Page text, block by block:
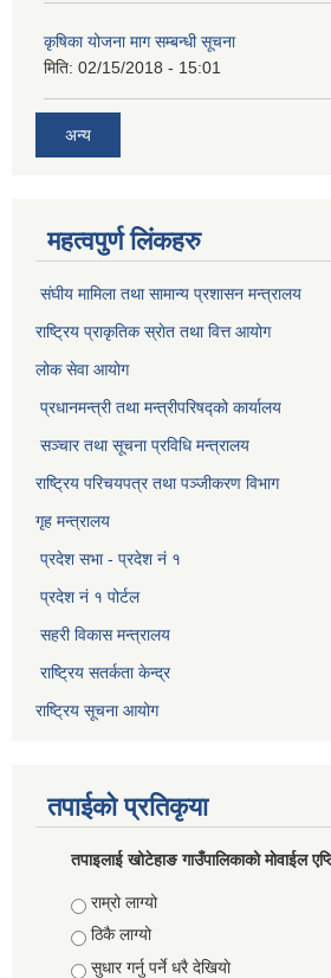
कृषिका योजना माग सम्बन्धी सूचना
मिति: 02/15/2018 - 15:01
अन्य
महत्वपुर्ण लिंकहरु
संघीय मामिला तथा सामान्य प्रशासन मन्त्रालय
राष्ट्रिय प्राकृतिक स्राेत तथा वित्त आयोग
लोक सेवा आयोग
प्रधानमन्त्री तथा मन्त्रीपरिषद्को कार्यालय
सञ्‍चार तथा सूचना प्रविधि मन्त्रालय
राष्ट्रिय परिचयपत्र तथा पञ्जीकरण विभाग​
गृह मन्त्रालय
प्रदेश सभा - प्रदेश नं १
प्रदेश नं १ पोर्टल
सहरी विकास मन्त्रालय
राष्ट्रिय सतर्कता केन्द्र
राष्ट्रिय सूचना आयोग
तपाईको प्रतिकृया
तपाइलाई खोटेहाङ गाउँपालिकाको माेवाईल
Choices
राम्रो लाग्यो
ठिकै लाग्यो
सुधार गर्नु पर्ने धरै देखियाे